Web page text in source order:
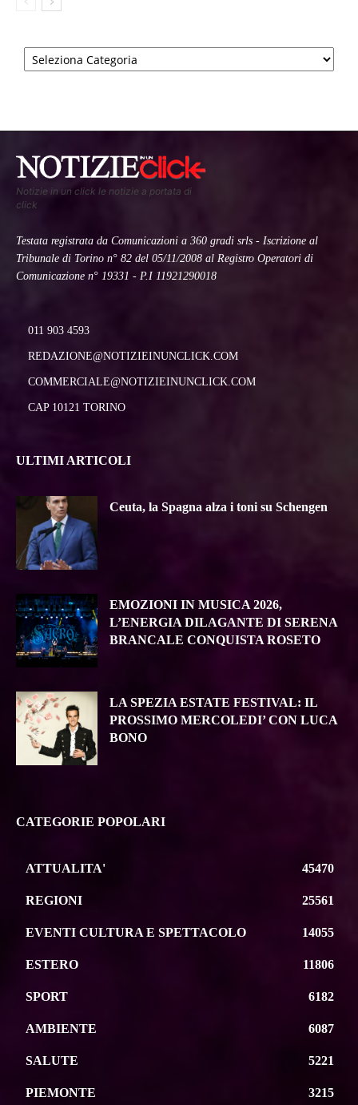
Categorie
Notizie in un click le notizie a portata di
click
Testata registrata da Comunicazioni a 360 gradi srls - Iscrizione al
Tribunale di Torino n° 82 del 05/11/2008 al Registro Operatori di
Comunicazione n° 19331 - P.I 11921290018
011 903 4593
REDAZIONE@NOTIZIEINUNCLICK.COM
COMMERCIALE@NOTIZIEINUNCLICK.COM
CAP 10121 TORINO
ULTIMI ARTICOLI
Ceuta, la Spagna alza i toni su Schengen
EMOZIONI IN MUSICA 2026,
L’ENERGIA DILAGANTE DI SERENA
BRANCALE CONQUISTA ROSETO
LA SPEZIA ESTATE FESTIVAL: IL
PROSSIMO MERCOLEDI’ CON LUCA
BONO
CATEGORIE POPOLARI
ATTUALITA' 45470
REGIONI 25561
EVENTI CULTURA E SPETTACOLO 14055
ESTERO 11806
SPORT 6182
AMBIENTE 6087
SALUTE 5221
PIEMONTE 3215